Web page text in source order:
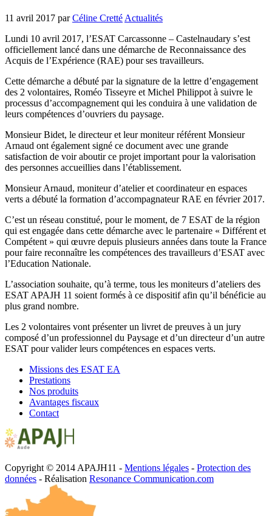
11 avril 2017 parCéline Cretté Actualités
Lundi 10 avril 2017, l’ESAT Carcassonne – Castelnaudary s’est
officiellement lancé dans une démarche de Reconnaissance des
Acquis de l’Expérience (RAE) pour ses travailleurs.
Cette démarche a débuté par la signature de la lettre d’engagement
des 2 volontaires, Roméo Tisseyre et Michel Philippot à suivre le
processus d’accompagnement qui les conduira à une validation de
leurs compétences d’ouvriers du paysage.
Monsieur Bidet, le directeur et leur moniteur référent Monsieur
Arnaud ont également signé ce document avec une grande
satisfaction de voir aboutir ce projet important pour la valorisation
des personnes accueillies dans l’établissement.
Monsieur Arnaud, moniteur d’atelier et coordinateur en espaces
verts a débuté la formation d’accompagnateur RAE en février 2017.
C’est un réseau constitué, pour le moment, de 7 ESAT de la région
qui est engagée dans cette démarche avec le partenaire « Différent et
Compétent » qui œuvre depuis plusieurs années dans toute la France
pour faire reconnaître les compétences des travailleurs d’ESAT avec
l’Education Nationale.
L’association souhaite, qu’à terme, tous les moniteurs d’ateliers des
ESAT APAJH 11 soient formés à ce dispositif afin qu’il bénéficie au
plus grand nombre.
Les 2 volontaires vont présenter un livret de preuves à un jury
composé d’un professionnel du Paysage et d’un directeur d’un autre
ESAT pour valider leurs compétences en espaces verts.
Missions des ESAT EA
Prestations
Nos produits
Avantages fiscaux
Contact
Copyright © 2014 APAJH11 - Mentions légales - Protection des
données - Réalisation Resonance Communication.com